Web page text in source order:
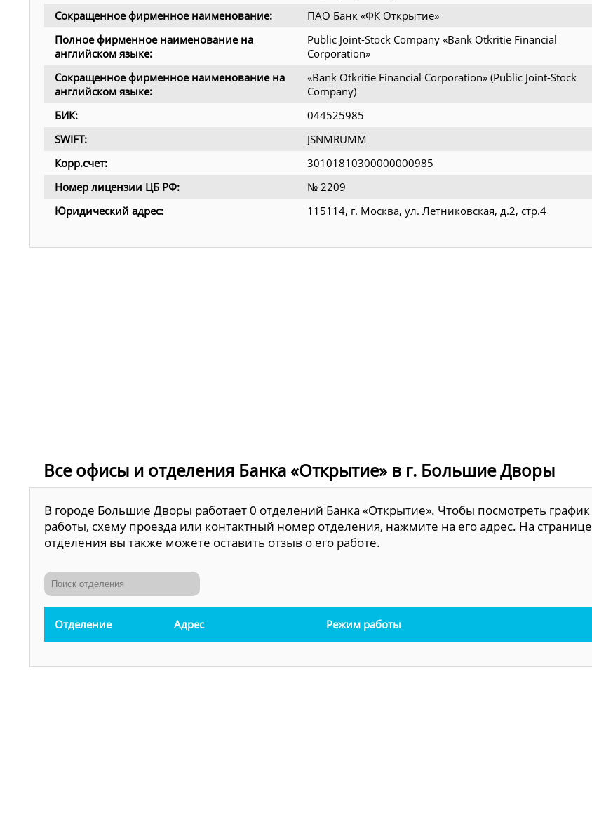
Сокращенное фирменное наименование:
ПАО Банк «ФК Открытие»
Полное фирменное наименование на
английском языке:
Public Joint-Stock Company «Bank Otkritie Financial
Corporation»
Сокращенное фирменное наименование на
английском языке:
«Bank Otkritie Financial Corporation» (Public Joint-Stock
Company)
БИК:
044525985
SWIFT:
JSNMRUMM
Корр.счет:
30101810300000000985
Номер лицензии ЦБ РФ:
№ 2209
Юридический адрес:
115114, г. Москва, ул. Летниковская, д.2, стр.4
Все офисы и отделения Банка «Открытие» в г. Большие Дворы
В городе Большие Дворы работает 0 отделений Банка «Открытие». Чтобы посмотреть график
работы, схему проезда или контактный номер отделения, нажмите на его адрес. На странице
отделения вы также можете оставить отзыв о его работе.
Отделение Адрес Режим работы